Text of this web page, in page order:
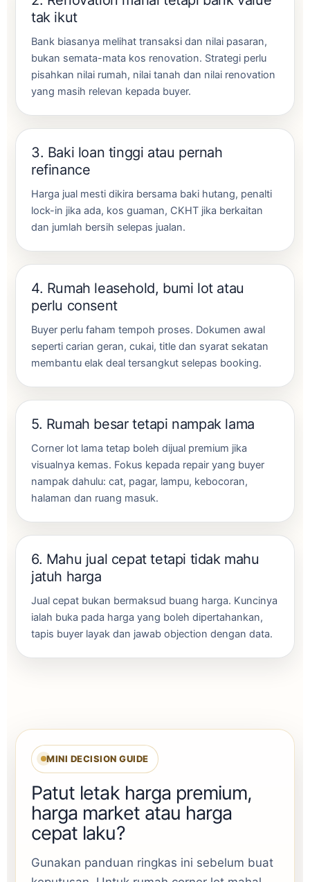
tak ikut
Bank biasanya melihat transaksi dan nilai pasaran,
bukan semata-mata kos renovation. Strategi perlu
pisahkan nilai rumah, nilai tanah dan nilai renovation
yang masih relevan kepada buyer.
3. Baki loan tinggi atau pernah
refinance
Harga jual mesti dikira bersama baki hutang, penalti
lock-in jika ada, kos guaman, CKHT jika berkaitan
dan jumlah bersih selepas jualan.
4. Rumah leasehold, bumi lot atau
perlu consent
Buyer perlu faham tempoh proses. Dokumen awal
seperti carian geran, cukai, title dan syarat sekatan
membantu elak deal tersangkut selepas booking.
5. Rumah besar tetapi nampak lama
Corner lot lama tetap boleh dijual premium jika
visualnya kemas. Fokus kepada repair yang buyer
nampak dahulu: cat, pagar, lampu, kebocoran,
halaman dan ruang masuk.
6. Mahu jual cepat tetapi tidak mahu
jatuh harga
Jual cepat bukan bermaksud buang harga. Kuncinya
ialah buka pada harga yang boleh dipertahankan,
tapis buyer layak dan jawab objection dengan data.
MINI DECISION GUIDE
Patut letak harga premium,
harga market atau harga
cepat laku?
Gunakan panduan ringkas ini sebelum buat